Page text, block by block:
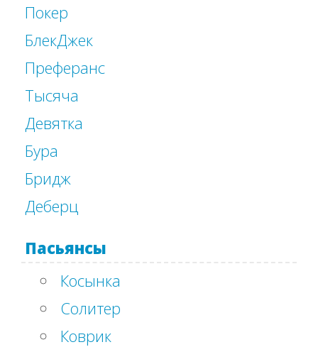
Покер
БлекДжек
Преферанс
Тысяча
Девятка
Бура
Бридж
Деберц
Пасьянсы
Косынка
Солитер
Коврик